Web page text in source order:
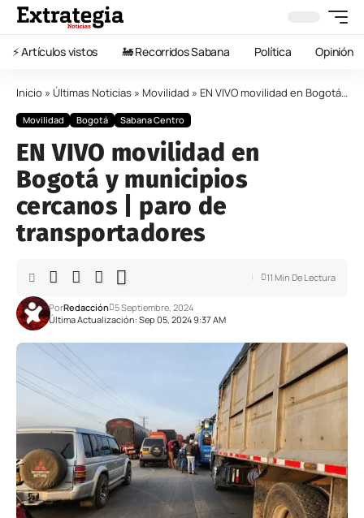
⚡️ Artículos vistos 🚂 Recorridos Sabana Política Opinión
Inicio » Últimas Noticias » Movilidad » EN VIVO movilidad en Bogotá y municipios cercanos | paro de transportadores
Movilidad Bogotá Sabana Centro
EN VIVO movilidad en
Bogotá y municipios
cercanos | paro de
transportadores
Última Actualización: Sep 05, 2024 9:37 AM
PorRedacción 5 Septiembre, 2024
11 Min De Lectura